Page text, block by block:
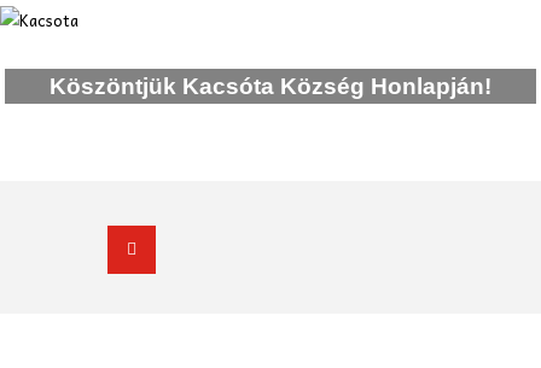
Köszöntjük Kacsóta Község Honlapján!